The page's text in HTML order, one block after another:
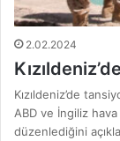
2.02.2024
Kızıldeniz’de
ABD ve İngiliz
düzenlediğini